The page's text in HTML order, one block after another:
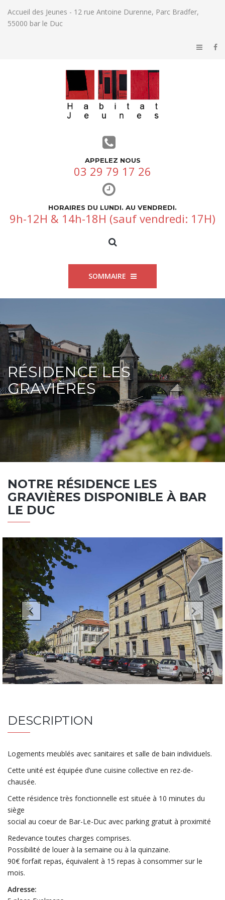
Accueil des Jeunes - 12 rue Antoine Durenne, Parc Bradfer,
55000 bar le Duc
APPELEZ NOUS
03 29 79 17 26
HORAIRES DU LUNDI. AU VENDREDI.
9h-12H & 14h-18H (sauf vendredi: 17H)
SOMMAIRE
RÉSIDENCE LES
GRAVIÈRES
NOTRE RÉSIDENCE LES
GRAVIÈRES DISPONIBLE À BAR
LE DUC
DESCRIPTION
Logements meublés avec sanitaires et salle de bain individuels.
Cette unité est équipée d’une cuisine collective en rez-de-
chausée.
Cette résidence très fonctionnelle est située à 10 minutes du
siège
social au coeur de Bar-Le-Duc avec parking gratuit à proximité
Redevance toutes charges comprises.
Possibilité de louer à la semaine ou à la quinzaine.
90€ forfait repas, équivalent à 15 repas à consommer sur le
mois.
Adresse: